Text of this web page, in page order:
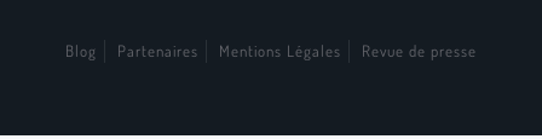
Blog Partenaires Mentions Légales Revue de presse